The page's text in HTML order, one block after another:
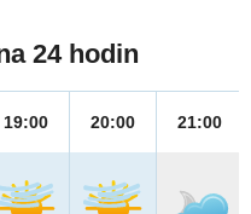
24 hodin
19:00 20:00 21:00